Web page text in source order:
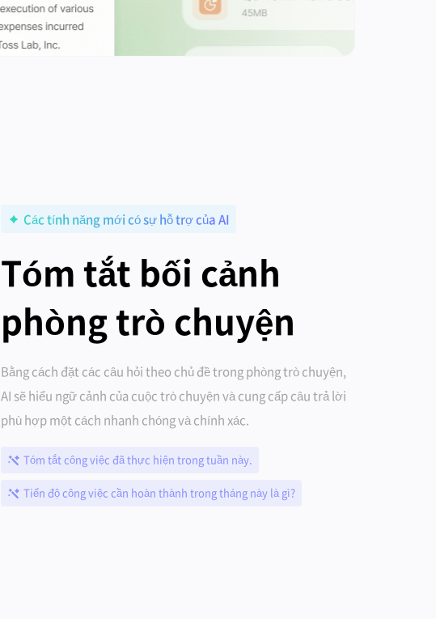
Các tính năng mới có sự hỗ trợ của AI
Tóm tắt bối cảnh
phòng trò chuyện
Bằng cách đặt các câu hỏi theo chủ đề trong phòng trò chuyện,
AI sẽ hiểu ngữ cảnh của cuộc trò chuyện và cung cấp câu trả lời
phù hợp một cách nhanh chóng và chính xác.
Tóm tắt công việc đã thực hiện trong tuần này.
Tiến độ công việc cần hoàn thành trong tháng này là gì?